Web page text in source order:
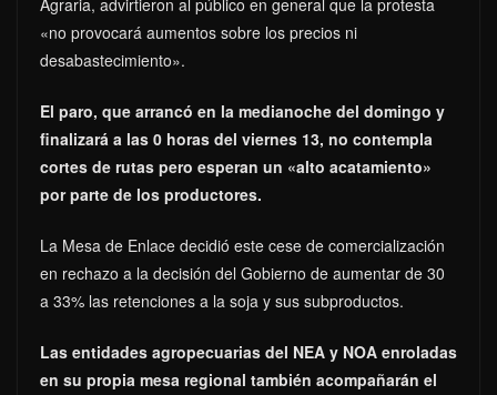
Agraria, advirtieron al público en general que la protesta
«no provocará aumentos sobre los precios ni
desabastecimiento».
El paro, que arrancó en la medianoche del domingo y
finalizará a las 0 horas del viernes 13, no contempla
cortes de rutas pero esperan un «alto acatamiento»
por parte de los productores.
La Mesa de Enlace decidió este cese de comercialización
en rechazo a la decisión del Gobierno de aumentar de 30
a 33% las retenciones a la soja y sus subproductos.
Las entidades agropecuarias del NEA y NOA enroladas
en su propia mesa regional también acompañarán el